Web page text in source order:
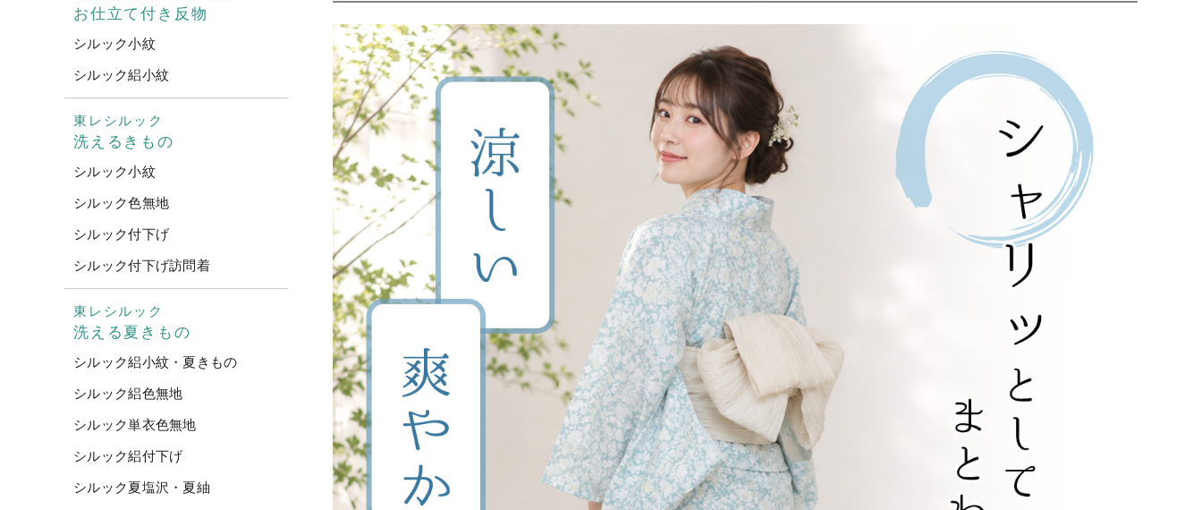
お仕立て付き反物
シルック小紋
シルック絽小紋
東レシルック
洗えるきもの
シルック小紋
シルック色無地
シルック付下げ
シルック付下げ訪問着
東レシルック
洗える夏きもの
シルック絽小紋・夏きもの
シルック絽色無地
シルック単衣色無地
シルック絽付下げ
シルック夏塩沢・夏紬